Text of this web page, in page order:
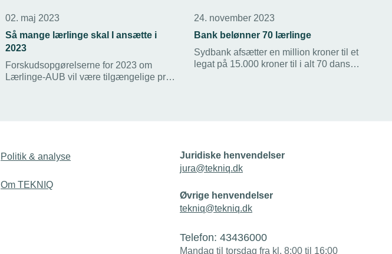
02. maj 2023
Så mange lærlinge skal I ansætte i
2023
Forskudsopgørelserne for 2023 om
Lærlinge-AUB vil være tilgængelige pr.
24. november 2023
Bank belønner 70 lærlinge
Sydbank afsætter en million kroner til et
legat på 15.000 kroner til i alt 70 danske
Politik & analyse
Om TEKNIQ
Juridiske henvendelser
jura@tekniq.dk
Øvrige henvendelser
tekniq@tekniq.dk
Telefon: 43436000
Mandag til torsdag fra kl. 8:00 til 16:00